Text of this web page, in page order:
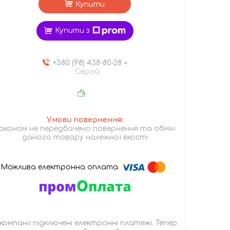
Купити
Купити з
+380 (98) 438-80-28
Сергій
не передбачено повернення та обмін
даного товару належної якості
підключені електронні платежі. Тепер